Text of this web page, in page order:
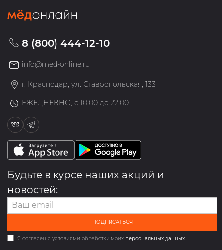
8 (800) 444-12-10
info@med-online.ru
г. Краснодар, ул. Ставропольская, 133
ЕЖЕДНЕВНО, с 10:00 до 22:00
Будьте в курсе наших акций и
новостей:
ПОДПИСАТЬСЯ
Я согласен с условиями обработки моих персональных данных